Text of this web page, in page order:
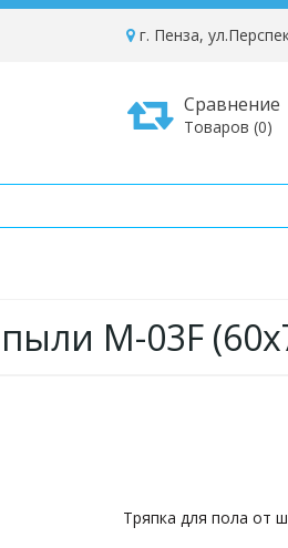
г. Пенза,
Сравнение
Товаров (0)
M-03F
Тряпка для пола от